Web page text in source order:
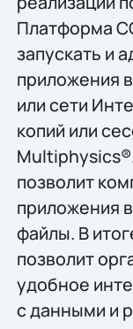
Платформа
запускать и
приложения
или сети
копий или
позволит
приложения
файлы. В
позволит
удобное
с данными и